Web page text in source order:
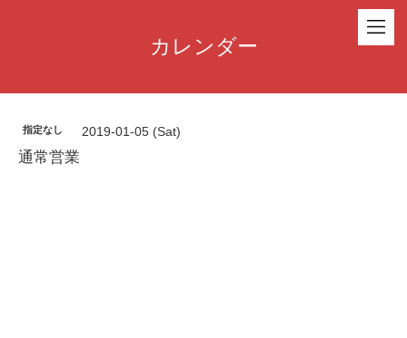
カレンダー
指定なし 2019-01-05 (Sat)
通常営業